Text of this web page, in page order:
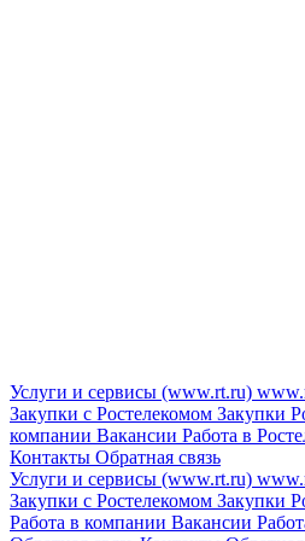
Услуги и сервисы (www.rt.ru)
Закупки с Ростелекомом Закупки
компании Вакансии Работа в
Контакты Обратная связь
Услуги и сервисы (www.rt.ru)
Закупки с Ростелекомом Закупки
Работа в компании Вакансии